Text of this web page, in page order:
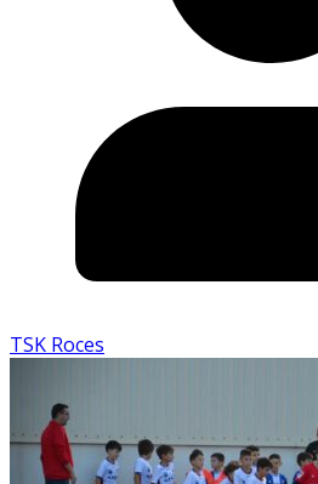
TSK Roces